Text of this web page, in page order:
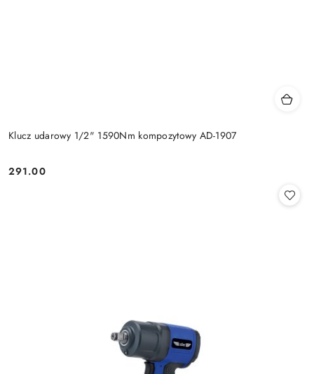
Klucz udarowy 1/2" 1590Nm kompozytowy AD-1907
Cena:
291.00